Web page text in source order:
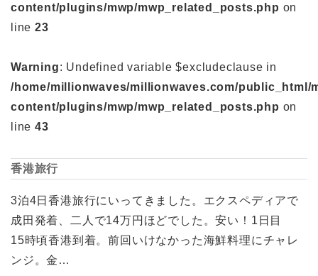
content/plugins/mwp/mwp_related_posts.php on
line 23
Warning: Undefined variable $excludeclause in
/home/millionwaves/millionwaves.com/public_html/
content/plugins/mwp/mwp_related_posts.php on
line 43
香港旅行
3泊4日香港旅行にいってきました。エクスペディアで
成田発着、二人で14万円ほどでした。安い！1日目
15時頃香港到着。前回いけなかった海鮮料理にチャレ
ンジ。金…